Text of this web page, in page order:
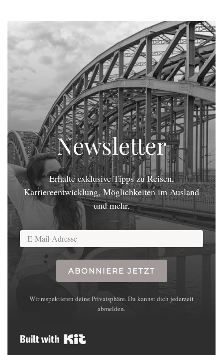
Newsletter
Erhalte exklusive Tipps zu Reisen,
Karriereentwicklung, Möglichkeiten im Ausland
und mehr.
ABONNIERE JETZT
Wir respektieren deine Privatsphäre. Du kannst dich jederzeit
abmelden.